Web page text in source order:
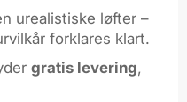
urealistiske løfter –
forklares klart.
gratis levering,